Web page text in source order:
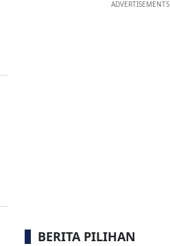
ADVERTISEMENTS
BERITA PILIHAN